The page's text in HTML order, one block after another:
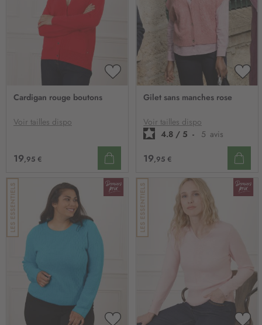
AJOUTER
D’ENVIE
Cardigan rouge boutons
Voir tailles dispo
19,95 €
Gilet sans manches rose
Voir tailles dispo
4.8 / 5 - 5 avis
19,95 €